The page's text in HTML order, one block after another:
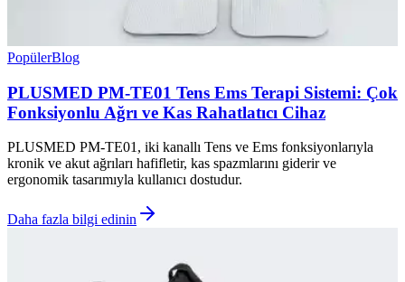
PopülerBlog
PLUSMED PM-TE01 Tens Ems Terapi Sistemi: Çok
Fonksiyonlu Ağrı ve Kas Rahatlatıcı Cihaz
PLUSMED PM-TE01, iki kanallı Tens ve Ems fonksiyonlarıyla
kronik ve akut ağrıları hafifletir, kas spazmlarını giderir ve
ergonomik tasarımıyla kullanıcı dostudur.
Daha fazla bilgi edinin